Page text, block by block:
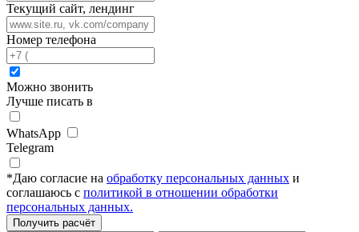
Текущий сайт, лендинг
Номер телефона
Можно звонить
Лучше писать в
WhatsApp
Telegram
*Даю согласие на обработку персональных данных и
соглашаюсь с политикой в отношении обработки
персональных данных.
Получить расчёт